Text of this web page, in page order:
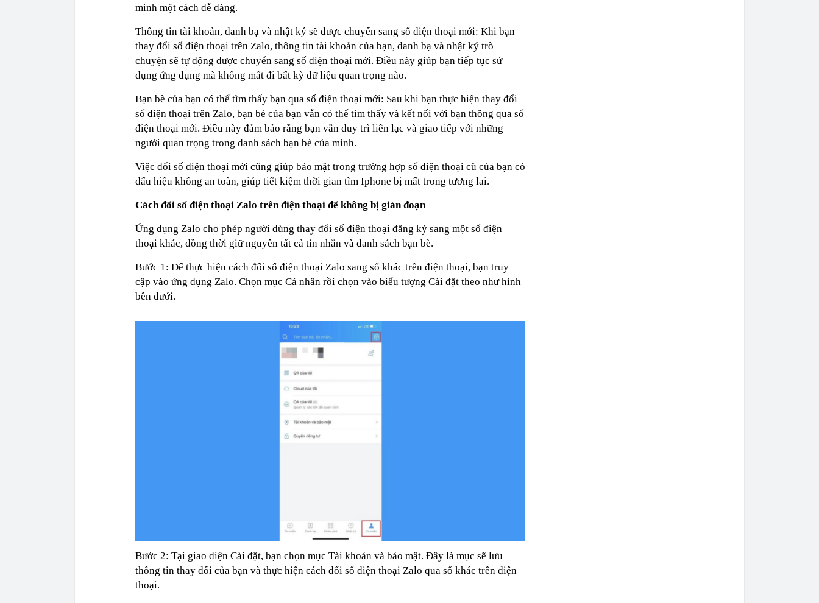
mình một cách dễ dàng.
Thông tin tài khoản, danh bạ và nhật ký sẽ được chuyển sang số điện thoại mới: Khi bạn
thay đổi số điện thoại trên Zalo, thông tin tài khoản của bạn, danh bạ và nhật ký trò
chuyện sẽ tự động được chuyển sang số điện thoại mới. Điều này giúp bạn tiếp tục sử
dụng ứng dụng mà không mất đi bất kỳ dữ liệu quan trọng nào.
Bạn bè của bạn có thể tìm thấy bạn qua số điện thoại mới: Sau khi bạn thực hiện thay đổi
số điện thoại trên Zalo, bạn bè của bạn vẫn có thể tìm thấy và kết nối với bạn thông qua số
điện thoại mới. Điều này đảm bảo rằng bạn vẫn duy trì liên lạc và giao tiếp với những
người quan trọng trong danh sách bạn bè của mình.
Việc đổi số điện thoại mới cũng giúp bảo mật trong trường hợp số điện thoại cũ của bạn có
dấu hiệu không an toàn, giúp tiết kiệm thời gian tìm Iphone bị mất trong tương lai.
Cách đổi số điện thoại Zalo trên điện thoại để không bị gián đoạn
Ứng dụng Zalo cho phép người dùng thay đổi số điện thoại đăng ký sang một số điện
thoại khác, đồng thời giữ nguyên tất cả tin nhắn và danh sách bạn bè.
Bước 1: Để thực hiện cách đổi số điện thoại Zalo sang số khác trên điện thoại, bạn truy
cập vào ứng dụng Zalo. Chọn mục Cá nhân rồi chọn vào biểu tượng Cài đặt theo như hình
bên dưới.
Bước 2: Tại giao diện Cài đặt, bạn chọn mục Tài khoản và bảo mật. Đây là mục sẽ lưu
thông tin thay đổi của bạn và thực hiện cách đổi số điện thoại Zalo qua số khác trên điện
thoại.